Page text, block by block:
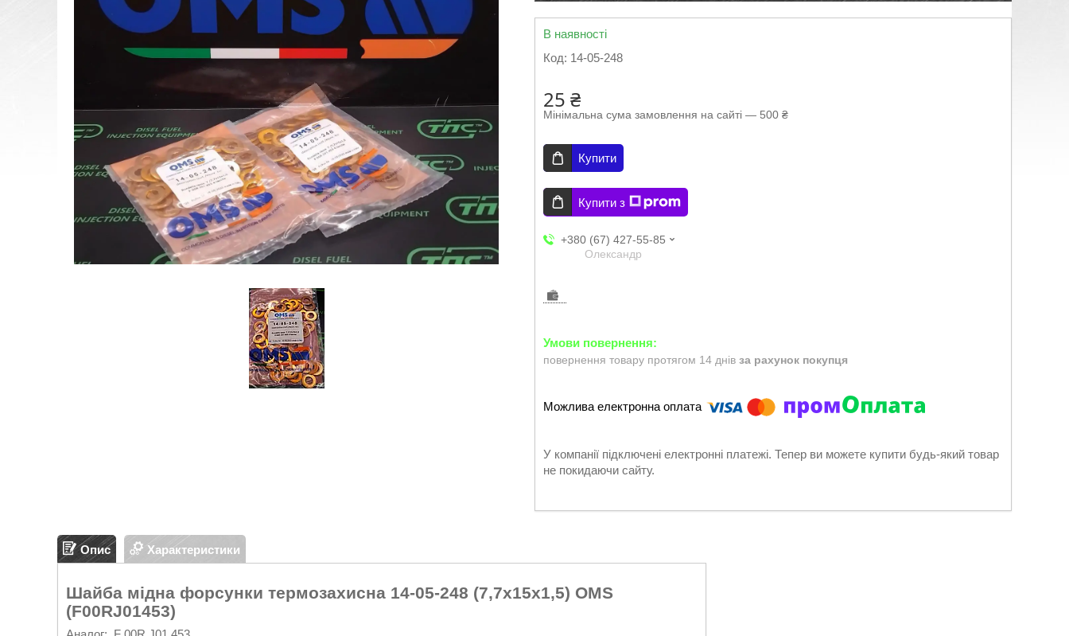
В наявності
Код: 14-05-248
25 ₴
Мінімальна сума замовлення на сайті — 500 ₴
Купити
Купити з
+380 (67) 427-55-85
Олександр
повернення товару протягом 14 днів за рахунок покупця
У компанії підключені електронні платежі. Тепер ви можете купити будь-який товар
не покидаючи сайту.
Опис Характеристики
Шайба мідна форсунки термозахисна 14-05-248 (7,7x15x1,5) OMS
(F00RJ01453)